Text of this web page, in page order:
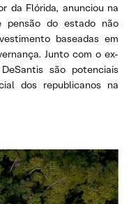
da Flórida, anunciou na
pensão do estado não
baseadas em
Junto com o ex-
são potenciais
dos republicanos na